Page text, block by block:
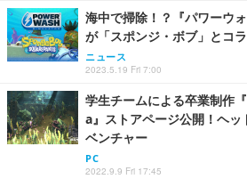
海中で掃除！？『パワーウ
が「スポンジ・ボブ」とコ
ニュース
2023.5.19 Fri 7:00
学生チームによる卒業制
a』ストアページ公開！ヘ
ベンチャー
PC
2022.9.9 Fri 17:45